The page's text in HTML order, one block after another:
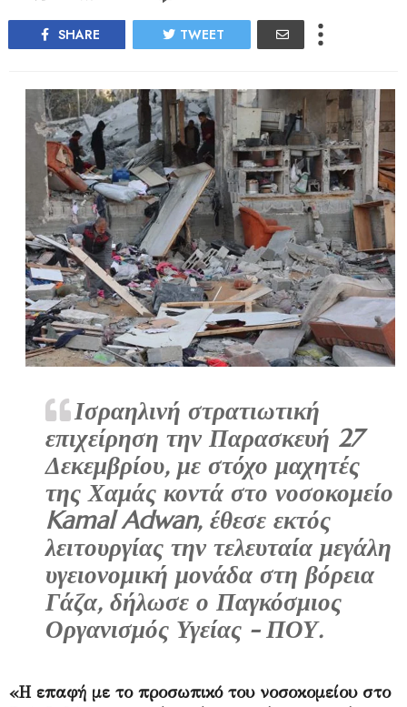
SHARE TWEET
Ισραηλινή στρατιωτική
επιχείρηση την Παρασκευή 27
Δεκεμβρίου, με στόχο μαχητές
της Χαμάς κοντά στο νοσοκομείο
Kamal Adwan, έθεσε εκτός
λειτουργίας την τελευταία μεγάλη
υγειονομική μονάδα στη βόρεια
Γάζα, δήλωσε ο Παγκόσμιος
Οργανισμός Υγείας - ΠΟΥ.
«Η επαφή με το προσωπικό του νοσοκομείου στο